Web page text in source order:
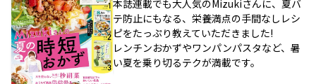
本誌連載でも大人気のMizukiさんに、夏バ
テ防止にもなる、栄養満点の手間なしレシ
ピをたっぷり教えていただきました!
レンチンおかずやワンパンパスタなど、暑
い夏を乗り切るテクが満載です。